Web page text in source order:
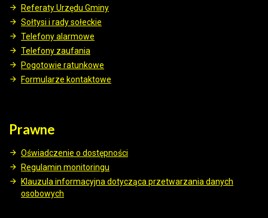
Referaty Urzędu Gminy
Sołtysi i rady sołeckie
Telefony alarmowe
Telefony zaufania
Pogotowie ratunkowe
Formularze kontaktowe
Prawne
Oświadczenie o dostępności
Regulamin monitoringu
Klauzula informacyjna dotycząca przetwarzania danych
osobowych